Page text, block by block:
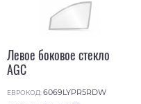
Левое боковое стекло
AGC
ЕВРОКОД:6069LYPR5RDW